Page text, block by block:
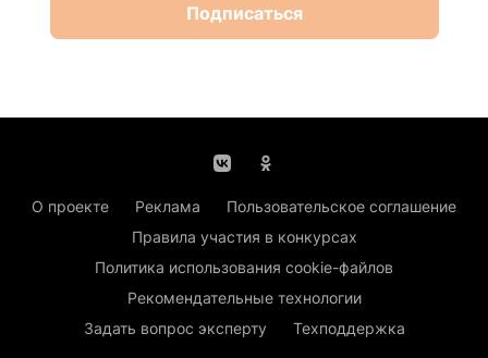
Подписаться
О проекте Реклама
Пользовательское соглашение
Правила участия в конкурсах
Политика использования cookie-файлов
Рекомендательные технологии
Задать вопрос эксперту
Техподдержка